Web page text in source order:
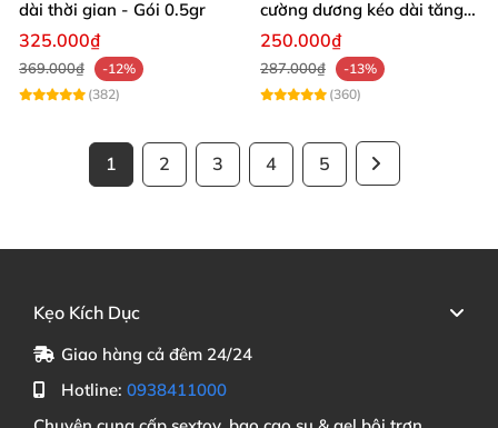
dài thời gian - Gói 0.5gr
325.000₫
369.000₫
-12%
(382)
cường dương kéo dài tăng
sinh lý nam
250.000₫
287.000₫
-13%
(360)
1 2 3 4 5
Kẹo Kích Dục
Giao hàng cả đêm 24/24
Hotline: 0938411000